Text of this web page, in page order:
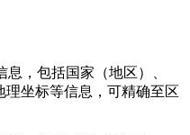
，包括国家（地区）、
坐标等信息，可精确至区